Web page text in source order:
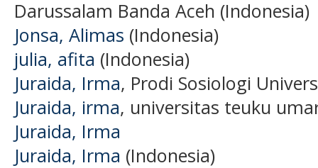
Darussalam Banda Aceh (Indonesia)
Jonsa, Alimas (Indonesia)
julia, afita (Indonesia)
Juraida, Irma, Prodi Sosiologi
Juraida, irma, universitas teuku
Juraida, Irma
Juraida, Irma (Indonesia)